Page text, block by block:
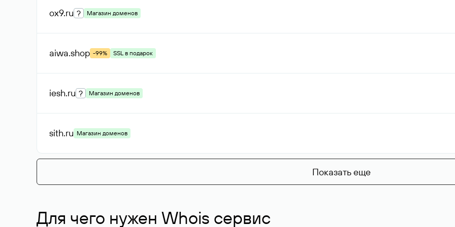
ox9.ru ? Магазин доменов
aiwa.shop -99% SSL в подарок
iesh.ru ? Магазин доменов
sith.ru Магазин доменов
Показать еще
Для чего нужен Whois сервис